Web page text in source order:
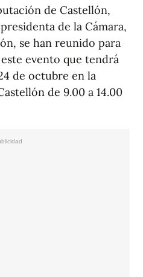
de Castellón,
de la Cámara,
se han reunido para
evento que tendrá
de octubre en la
de 9.00 a 14.00